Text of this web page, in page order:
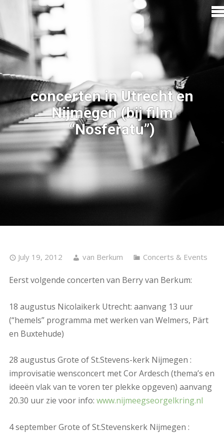
concerten in Utrecht en
Nijmegen (bij film
“Nosferatu”)
July 19, 2012 van Berkum Concerts & Events
Eerst volgende concerten van Berry van Berkum:
18 augustus Nicolaikerk Utrecht: aanvang 13 uur
(“hemels” programma met werken van Welmers, Pärt
en Buxtehude)
28 augustus Grote of St.Stevens-kerk Nijmegen :
improvisatie wensconcert met Cor Ardesch (thema’s en
ideeën vlak van te voren ter plekke opgeven) aanvang
20.30 uur zie voor info: www.nijmeegseorgelkring.nl
4 september Grote of St.Stevenskerk Nijmegen :